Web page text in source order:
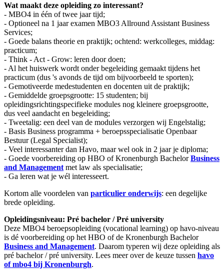
Wat maakt deze opleiding zo interessant?
- MBO4 in één of twee jaar tijd;
- Optioneel na 1 jaar examen MBO3 Allround Assistant Business
Services;
- Goede balans theorie en praktijk; ochtend: werkcolleges, middag:
practicum;
- Think - Act - Grow: leren door doen;
- Al het huiswerk wordt onder begeleiding gemaakt tijdens het
practicum (dus 's avonds de tijd om bijvoorbeeld te sporten);
- Gemotiveerde medestudenten en docenten uit de praktijk;
- Gemiddelde groepsgrootte: 15 studenten; bij
opleidingsrichtingspecifieke modules nog kleinere groepsgrootte,
dus veel aandacht en begeleiding;
- Tweetalig: een deel van de modules verzorgen wij Engelstalig;
- Basis Business programma + beroepsspecialisatie Openbaar
Bestuur (Legal Specialist);
- Veel interessanter dan Havo, maar wel ook in 2 jaar je diploma;
- Goede voorbereiding op HBO of Kronenburgh BachelorBusiness
and Management met law als specialisatie;
- Ga leren wat je wél interesseert.
Kortom alle voordelen van particulier onderwijs: een degelijke
brede opleiding.
Opleidingsniveau: Pré bachelor / Pré university
Deze MBO4 beroepsopleiding (vocational learning) op havo-niveau
is dé voorbereiding op het HBO of de Kronenburgh Bachelor
Business and Management. Daarom typeren wij deze opleiding als
pré bachelor / pré university. Lees meer over de keuze tussen havo
of mbo4 bij Kronenburgh.